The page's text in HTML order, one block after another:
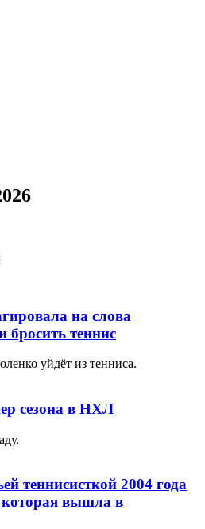
на слова
бросить теннис
уйдёт из тенниса.
сезона в НХЛ
теннисисткой 2004 года
вышла в